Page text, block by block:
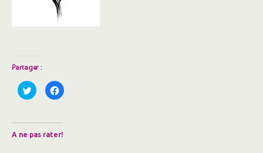
Partager :
C
l
e
z
p
C
l
e
z
p
A ne pas rater!